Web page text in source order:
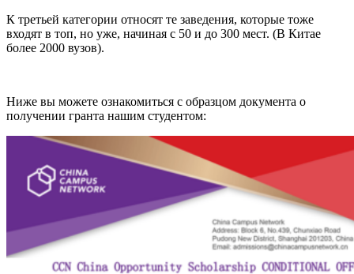
К третьей категории относят те заведения, которые тоже
входят в топ, но уже, начиная с 50 и до 300 мест. (В Китае
более 2000 вузов).
Ниже вы можете ознакомиться с образцом документа о
получении гранта нашим студентом: